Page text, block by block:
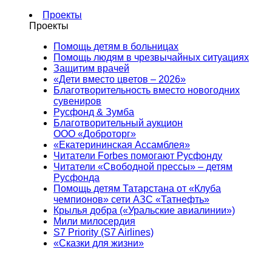
Проекты
Проекты
Помощь детям в больницах
Помощь людям в чрезвычайных ситуациях
Защитим врачей
«Дети вместо цветов – 2026»
Благотворительность вместо новогодних
сувениров
Русфонд & Зумба
Благотворительный аукцион
ООО «Доброторг»
«Екатерининская Ассамблея»
Читатели Forbes помогают Русфонду
Читатели «Свободной прессы» – детям
Русфонда
Помощь детям Татарстана от «Клуба
чемпионов» сети АЗС «Татнефть»
Крылья добра («Уральские авиалинии»)
Мили милосердия
S7 Priority (S7 Airlines)
«Сказки для жизни»